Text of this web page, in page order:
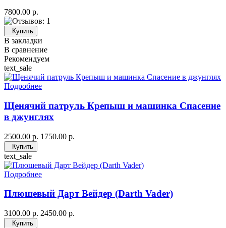
7800.00 р.
Купить
В закладки
В сравнение
Рекомендуем
text_sale
Подробнее
Щенячий патруль Крепыш и машинка Спасение
в джунглях
2500.00 р. 1750.00 р.
Купить
text_sale
Подробнее
Плюшевый Дарт Вейдер (Darth Vader)
3100.00 р. 2450.00 р.
Купить